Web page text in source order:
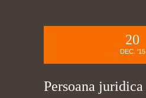
20
DEC. '15
Persoana juridica